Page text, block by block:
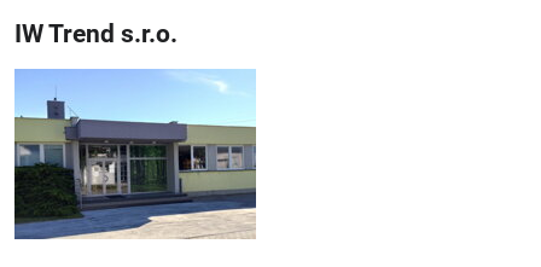
IW Trend s.r.o.